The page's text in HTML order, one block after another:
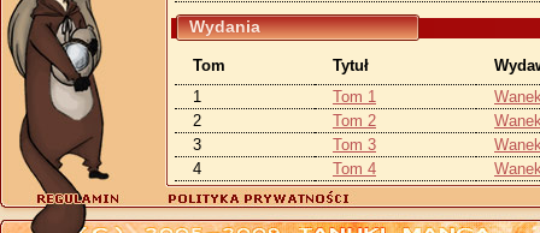
Wydania
Tom Tytuł
1
Tom 1
2
Tom 2
3
Tom 3
4
Tom 4